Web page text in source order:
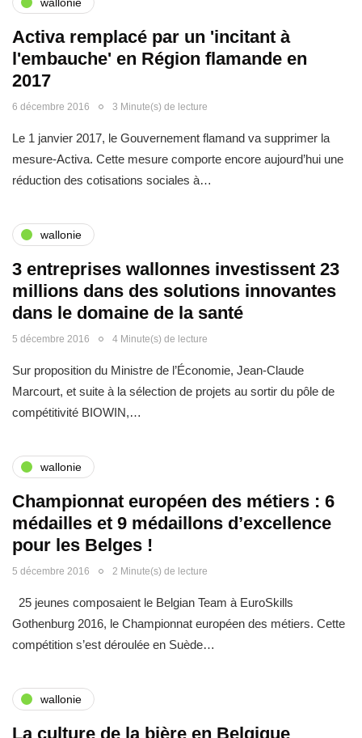
Activa remplacé par un 'incitant à
l'embauche' en Région flamande en
2017
6 décembre 2016 3 Minute(s) de lecture
Le 1 janvier 2017, le Gouvernement flamand va supprimer la
mesure-Activa. Cette mesure comporte encore aujourd’hui une
réduction des cotisations sociales à…
wallonie
3 entreprises wallonnes investissent 23
millions dans des solutions innovantes
dans le domaine de la santé
5 décembre 2016 4 Minute(s) de lecture
Sur proposition du Ministre de l’Économie, Jean-Claude
Marcourt, et suite à la sélection de projets au sortir du pôle de
compétitivité BIOWIN,…
wallonie
Championnat européen des métiers : 6
médailles et 9 médaillons d’excellence
pour les Belges !
5 décembre 2016 2 Minute(s) de lecture
25 jeunes composaient le Belgian Team à EuroSkills
Gothenburg 2016, le Championnat européen des métiers. Cette
compétition s’est déroulée en Suède…
wallonie
La culture de la bière en Belgique